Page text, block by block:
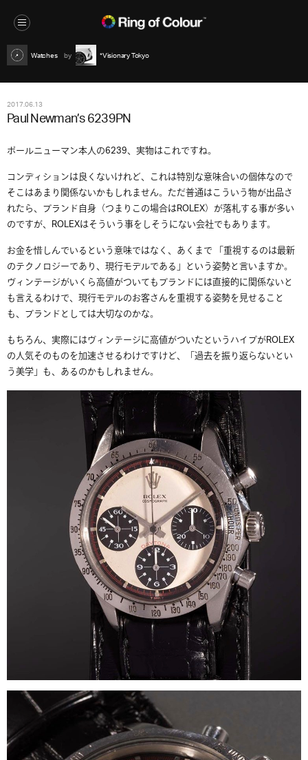
Watches *Visionary Tokyo
2017.06.13
Paul Newman’s 6239PN
ポールニューマン本人の6239、実物はこれですね。
コンディションは良くないけれど、これは特別な意味合いの個体なので
そこはあまり関係ないかもしれません。ただ普通はこういう物が出品さ
れたら、ブランド自身（つまりこの場合はROLEX）が落札する事が多い
のですが、ROLEXはそういう事をしそうにない会社でもあります。
お金を惜しんでいるという意味ではなく、あくまで 「重視するのは最新
のテクノロジーであり、現行モデルである」という姿勢と言いますか。
ヴィンテージがいくら高値がついてもブランドには直接的に関係ないと
も言えるわけで、現行モデルのお客さんを重視する姿勢を見せること
も、ブランドとしては大切なのかな。
もちろん、実際にはヴィンテージに高値がついたというハイプがROLEX
の人気そのものを加速させるわけですけど、「過去を振り返らないとい
う美学」も、あるのかもしれません。